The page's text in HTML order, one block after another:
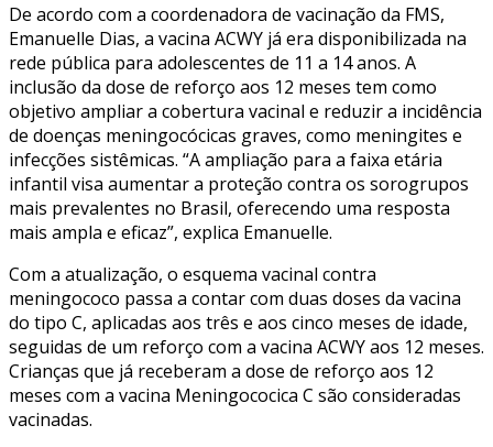
De acordo com a coordenadora de vacinação da FMS,
Emanuelle Dias, a vacina ACWY já era disponibilizada na
rede pública para adolescentes de 11 a 14 anos. A
inclusão da dose de reforço aos 12 meses tem como
objetivo ampliar a cobertura vacinal e reduzir a incidência
de doenças meningocócicas graves, como meningites e
infecções sistêmicas. “A ampliação para a faixa etária
infantil visa aumentar a proteção contra os sorogrupos
mais prevalentes no Brasil, oferecendo uma resposta
mais ampla e eficaz”, explica Emanuelle.
Com a atualização, o esquema vacinal contra
meningococo passa a contar com duas doses da vacina
do tipo C, aplicadas aos três e aos cinco meses de idade,
seguidas de um reforço com a vacina ACWY aos 12 meses.
Crianças que já receberam a dose de reforço aos 12
meses com a vacina Meningococica C são consideradas
vacinadas.